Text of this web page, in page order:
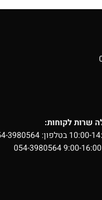
שרות לקוחות:
3980564
054-3980564